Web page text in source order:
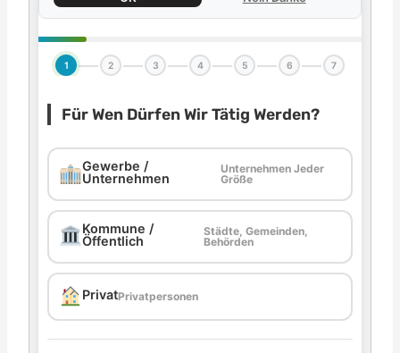
1 2 3 4 5 6 7
Für Wen Dürfen Wir Tätig Werden?
Gewerbe /
Unternehmen
Unternehmen Jeder
Größe
Kommune /
Öffentlich
Städte, Gemeinden,
Behörden
PrivatPrivatpersonen